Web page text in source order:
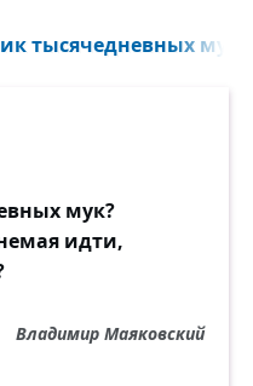
тысячедневных
мук?
идти,
Владимир Маяковский